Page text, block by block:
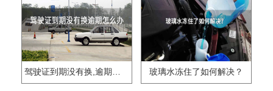
驾驶证到期没有换,逾期怎么办?? 玻璃水冻住了如何解决？